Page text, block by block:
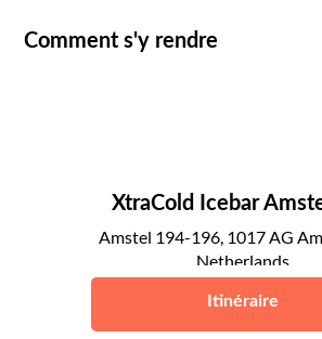
Comment s'y rendre
XtraCold Icebar
Amstel 194-196, 1017 AG
Netherlands
Amsterdam
Itinéraire